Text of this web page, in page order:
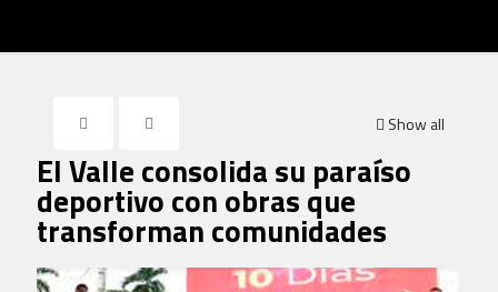
Show all
El Valle consolida su paraíso
deportivo con obras que
transforman comunidades